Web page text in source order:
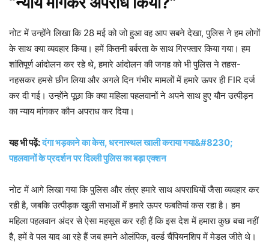
नोट में उन्होंने लिखा कि 28 मई को जो हुआ वह आप सबने देखा, पुलिस ने हम लोगों
के साथ क्या व्यवहार किया। हमें कितनी बर्बरता के साथ गिरफ्तार किया गया। हम
शांतिपूर्ण आंदोलन कर रहे थे, हमारे आंदोलन की जगह को भी पुलिस ने तहस-
नहसकर हमसे छीन लिया और अगले दिन गंभीर मामलों में हमारे ऊपर ही FIR दर्ज
कर दी गई। उन्होंने पूछा कि क्या महिला पहलवानों ने अपने साथ हुए यौन उत्पीड़न
का न्याय मांगकर कौन अपराध कर दिया।
यह भी पढ़ें:दंगा भड़काने का केस, धरनास्थल खाली कराया गया&#8230;
पहलवानों के प्रदर्शन पर दिल्ली पुलिस का बड़ा एक्शन
नोट में आगे लिखा गया कि पुलिस और तंत्र हमारे साथ अपराधियों जैसा व्यवहार कर
रही है, जबकि उत्पीड़क खुली सभाओं में हमारे ऊपर फबतियां कस रहा है। हम
महिला पहलवान अंदर से ऐसा महसूस कर रही हैं कि इस देश में हमारा कुछ बचा नहीं
है, हमें वे पल याद आ रहे हैं जब हमने ओलंपिक, वर्ल्ड चैंपियनशिप में मेडल जीते थे।